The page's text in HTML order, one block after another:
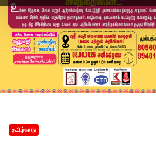
தமிழ்நாடு